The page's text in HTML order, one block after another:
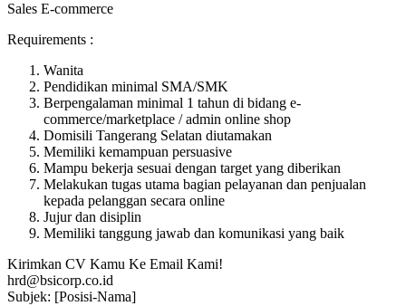
Sales E-commerce
Requirements :
Wanita
Pendidikan minimal SMA/SMK
Berpengalaman minimal 1 tahun di bidang e-
commerce/marketplace / admin online shop
Domisili Tangerang Selatan diutamakan
Memiliki kemampuan persuasive
Mampu bekerja sesuai dengan target yang diberikan
Melakukan tugas utama bagian pelayanan dan penjualan
kepada pelanggan secara online
Jujur dan disiplin
Memiliki tanggung jawab dan komunikasi yang baik
Kirimkan CV Kamu Ke Email Kami!
hrd@bsicorp.co.id
Subjek: [Posisi-Nama]